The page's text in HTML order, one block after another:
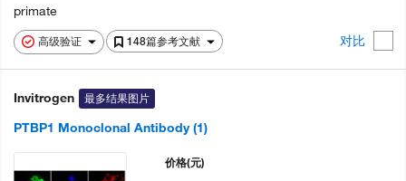
高级验证 148篇参考文献 对比
primate
Invitrogen 最多结果图片
PTBP1 Monoclonal Antibody (1)
价格(元)